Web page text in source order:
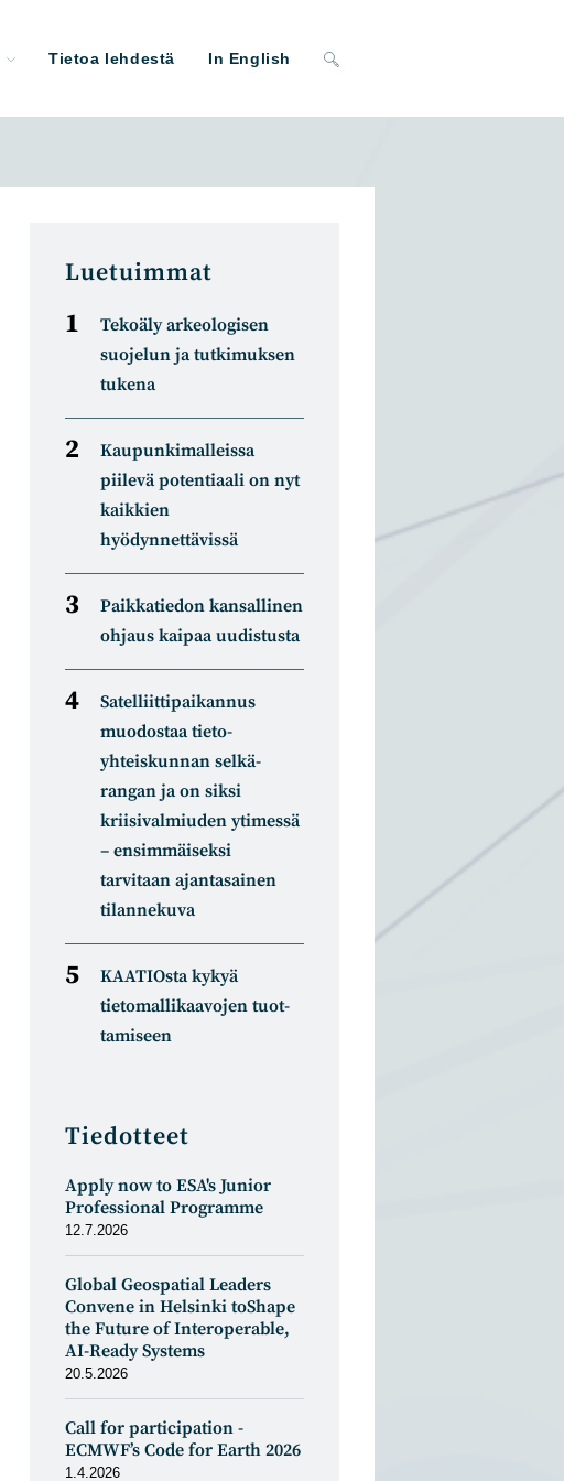
Tietoa lehdestä In English Toggle
Luetuimmat
Tekoäly arkeologisen
suojelun ja tutkimuksen
tukena
Kaupunkimalleissa
piilevä potentiaali on nyt
kaikkien
hyödynnettävissä
Paikkatiedon kansallinen
ohjaus kaipaa uudistusta
Satelliitti­paikannus
muodostaa tieto­
yhteiskunnan selkä­
rangan ja on siksi
kriisivalmiuden ytimessä
– ensimmäiseksi
tarvitaan ajantasainen
tilannekuva
KAATIOsta kykyä
tietomal­likaa­vojen tuot­
tamiseen
Tiedotteet
Apply now to ESA's Junior
Professional Programme
12.7.2026
Global Geospatial Leaders
Convene in Helsinki toShape
the Future of Interoperable,
AI-Ready Systems
20.5.2026
Call for participation -
ECMWF’s Code for Earth 2026
1.4.2026